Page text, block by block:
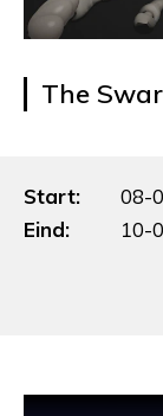
The
Start:
08-
Eind:
10-